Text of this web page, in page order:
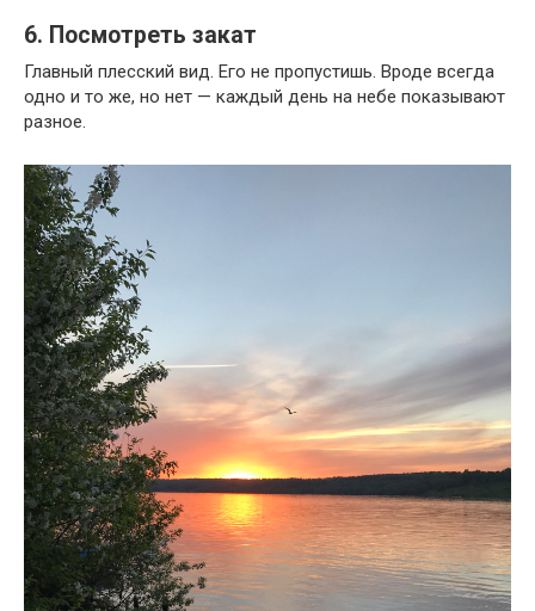
6. Посмотреть закат
Главный плесский вид. Его не пропустишь. Вроде всегда
одно и то же, но нет — каждый день на небе показывают
разное.